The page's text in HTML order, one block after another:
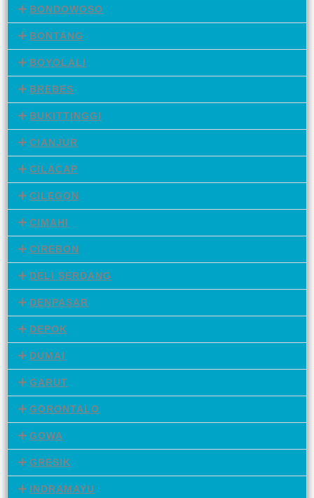
BONDOWOSO
BONTANG
BOYOLALI
BREBES
BUKITTINGGI
CIANJUR
CILACAP
CILEGON
CIMAHI
CIREBON
DELI SERDANG
DENPASAR
DEPOK
DUMAI
GARUT
GORONTALO
GOWA
GRESIK
INDRAMAYU